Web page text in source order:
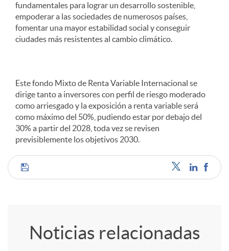
fundamentales para lograr un desarrollo sostenible,
empoderar a las sociedades de numerosos países,
fomentar una mayor estabilidad social y conseguir
ciudades más resistentes al cambio climático.
Este fondo Mixto de Renta Variable Internacional se
dirige tanto a inversores con perfil de riesgo moderado
como arriesgado y la exposición a renta variable será
como máximo del 50%, pudiendo estar por debajo del
30% a partir del 2028, toda vez se revisen
previsiblemente los objetivos 2030.
C
Noticias relacionadas